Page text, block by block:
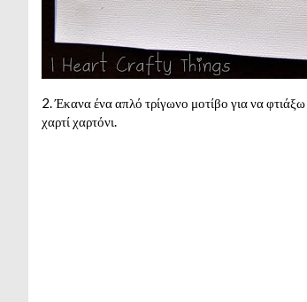
2. Έκανα ένα απλό τρίγωνο μοτίβο για να
χαρτί χαρτόνι.